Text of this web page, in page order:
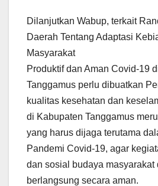
Dilanjutkan Wabup, terkait
Daerah Tentang Adaptasi
Masyarakat
Produktif dan Aman Covid-19
Tanggamus perlu dibuatkan
kualitas kesehatan dan
di Kabupaten Tanggamus
yang harus dijaga terutama
Pandemi Covid-19, agar
dan sosial budaya masyarakat
berlangsung secara aman.